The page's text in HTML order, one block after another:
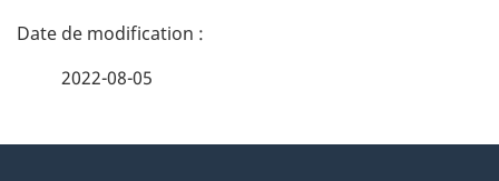
D
2022-08-05